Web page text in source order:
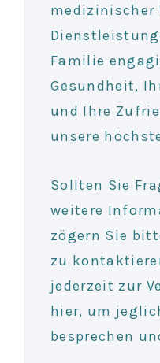
medizinischer
Familie
Gesundheit,
und Ihre
unsere
Sollten Sie
weitere
zögern Sie
zu
jederzeit zur
hier, um
besprechen